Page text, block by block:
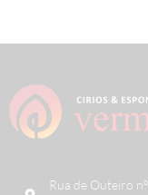
Rua de Outeiro